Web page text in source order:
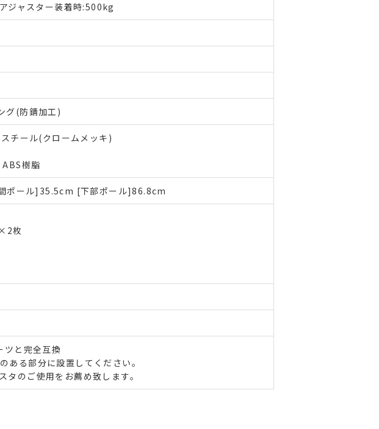
ジャスター装着時:500kg
グ(防錆加工)
チール(クロームメッキ)
樹脂
ポール]35.5cm [下部ポール]86.8cm
枚
ツと完全互換
ある部分に設置してください。
タのご使用をお薦め致します。